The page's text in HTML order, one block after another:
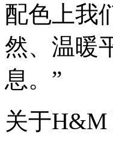
配色上我
然、温暖
息。”
关于H&M